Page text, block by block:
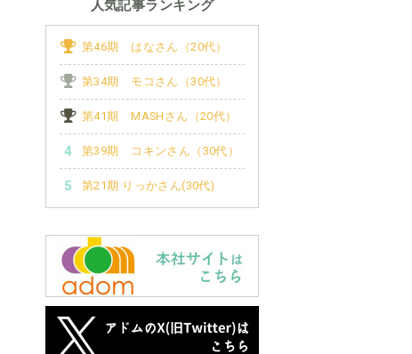
人気記事ランキング
第46期 はなさん（20代）
第34期 モコさん（30代）
第41期 MASHさん（20代）
第39期 コキンさん（30代）
第21期 りっかさん(30代)